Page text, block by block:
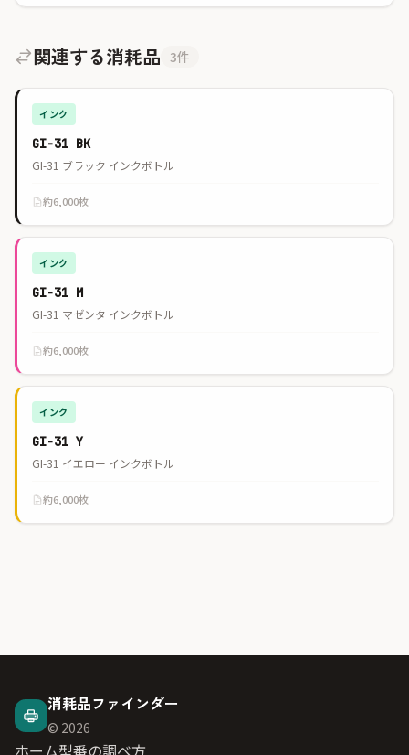
関連する消耗品 3件
インク
GI-31 BK
GI-31 ブラック インクボトル
約6,000枚
インク
GI-31 M
GI-31 マゼンタ インクボトル
約6,000枚
インク
GI-31 Y
GI-31 イエロー インクボトル
約6,000枚
消耗品ファインダー
© 2026
ホーム型番の調べ方